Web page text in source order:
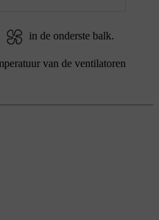
in de onderste balk.
van de ventilatoren